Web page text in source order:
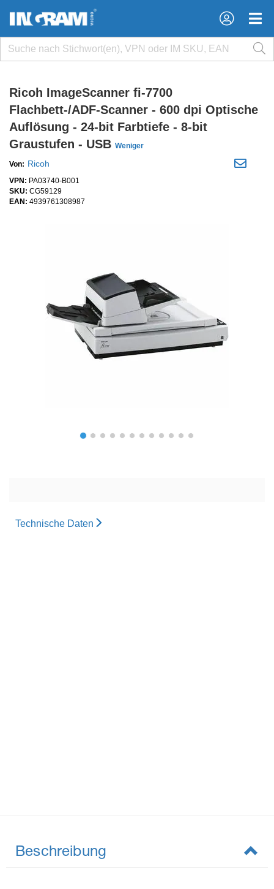
×
×
Ricoh ImageScanner fi-7700
Flachbett-/ADF-Scanner - 600 dpi Optische
Auflösung - 24-bit Farbtiefe - 8-bit
Graustufen - USB Weniger
Von: Ricoh
VPN: PA03740-B001
SKU: CG59129
EAN: 4939761308987
Technische Daten
Beschreibung